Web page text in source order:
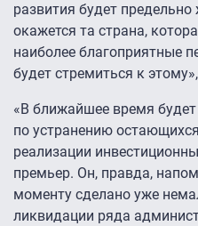
развития будет
окажется та страна,
наиболее благоприятные
будет стремиться к
«В ближайшее время
по устранению
реализации
премьер. Он, правда,
моменту сделано уже
ликвидации ряда